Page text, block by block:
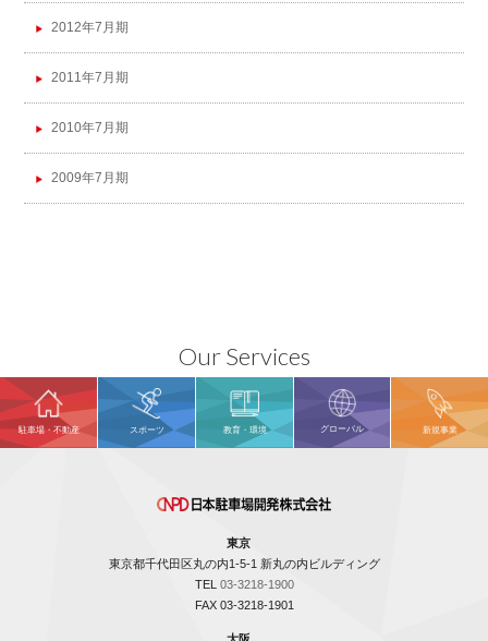
2012年7月期
2011年7月期
2010年7月期
2009年7月期
Our Services
駐車場・不動産 スポーツ 教育・環境 グローバル 新規事業
東京
東京都千代田区丸の内1-5-1 新丸の内ビルディング
TEL 03-3218-1900
FAX 03-3218-1901